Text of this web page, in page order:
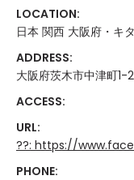
LOCATION:
日本 関西 大阪府・キタ
ADDRESS:
大阪府茨木市中津町1-
ACCESS:
URL:
??: https://
PHONE: